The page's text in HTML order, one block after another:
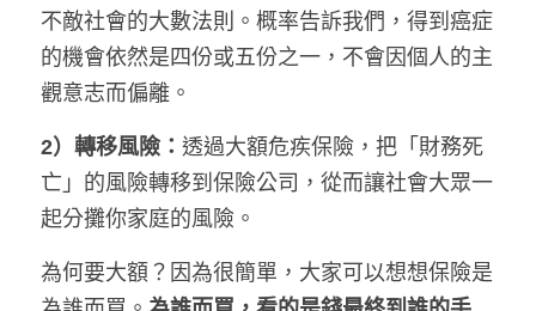
不敵社會的大數法則。概率告訴我們，得到癌症
的機會依然是四份或五份之一，不會因個人的主
觀意志而偏離。
2）轉移風險： 透過大額危疾保險，把「財務死
亡」的風險轉移到保險公司，從而讓社會大眾一
起分攤你家庭的風險。
為何要大額？因為很簡單，大家可以想想保險是